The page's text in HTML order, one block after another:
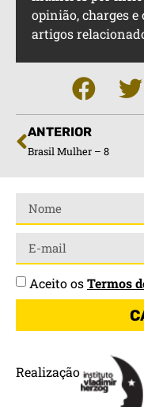
opinião, charges e
artigos
ANTERIOR
Brasil Mulher – 8
Realização
Aceito osTermos